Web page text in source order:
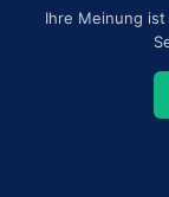
Ihre Meinung